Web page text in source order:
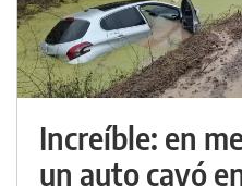
Increíble: en
un auto cayó